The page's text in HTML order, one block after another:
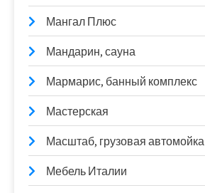
Мангал Плюс
Мандарин, сауна
Мармарис, банный комплекс
Мастерская
Масштаб, грузовая автомойка
Мебель Италии